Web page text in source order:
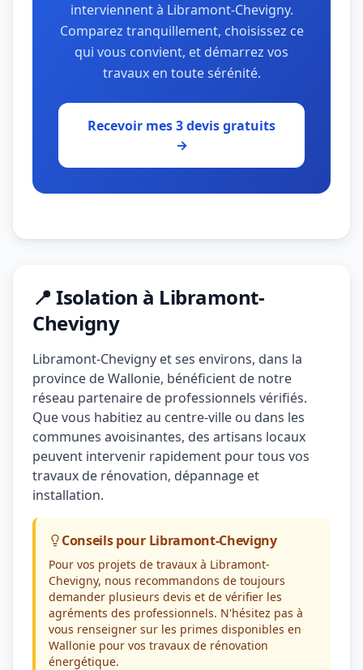
interviennent à Libramont-Chevigny.
Comparez tranquillement, choisissez ce
qui vous convient, et démarrez vos
travaux en toute sérénité.
Recevoir mes 3 devis gratuits
→
📍 Isolation à Libramont-
Chevigny
Libramont-Chevigny et ses environs, dans la
province de Wallonie, bénéficient de notre
réseau partenaire de professionnels vérifiés.
Que vous habitiez au centre-ville ou dans les
communes avoisinantes, des artisans locaux
peuvent intervenir rapidement pour tous vos
travaux de rénovation, dépannage et
installation.
Conseils pour Libramont-Chevigny
Pour vos projets de travaux à Libramont-
Chevigny, nous recommandons de toujours
demander plusieurs devis et de vérifier les
agréments des professionnels. N'hésitez pas à
vous renseigner sur les primes disponibles en
Wallonie pour vos travaux de rénovation
énergétique.